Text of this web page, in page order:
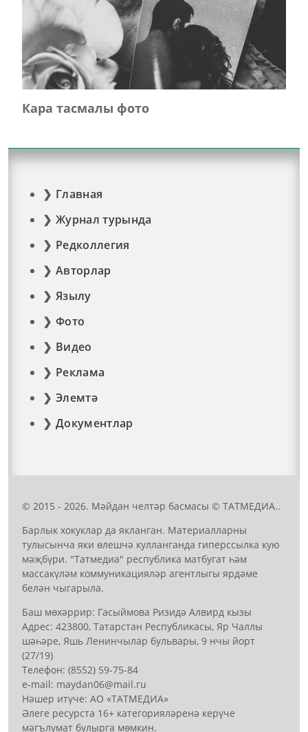
Кара тасмалы фото
Главная
Журнал турында
Редколлегия
Авторлар
Язылу
Фото
Видео
Реклама
Элемтә
Документлар
© 2015 - 2026. Мәйдан челтәр басмасы © ТАТМЕДИА..
Барлык хокуклар да якланган. Материалларны
тулысынча яки өлешчә кулланганда гиперссылка кую
мәҗбүри. "Татмедиа" республика матбугат һәм
массакүләм коммуникацияләр агентлыгы ярдәме
белән чыгарыла.
Баш мөхәррир: Гасыймова Ризидә Алвирд кызы
Адрес: 423800, Татарстан Республикасы, Яр Чаллы
шәһәре, Яшь Ленинчылар бульвары, 9 нчы йорт
(27/19)
Телефон: (8552) 59-75-84
е-mail: mауdаn06@mail.гu
Нәшер итүче: АО «ТАТМЕДИА»
Әлеге ресурста 16+ категорияләренә керүче
мәгълүмат булырга мөмкин.